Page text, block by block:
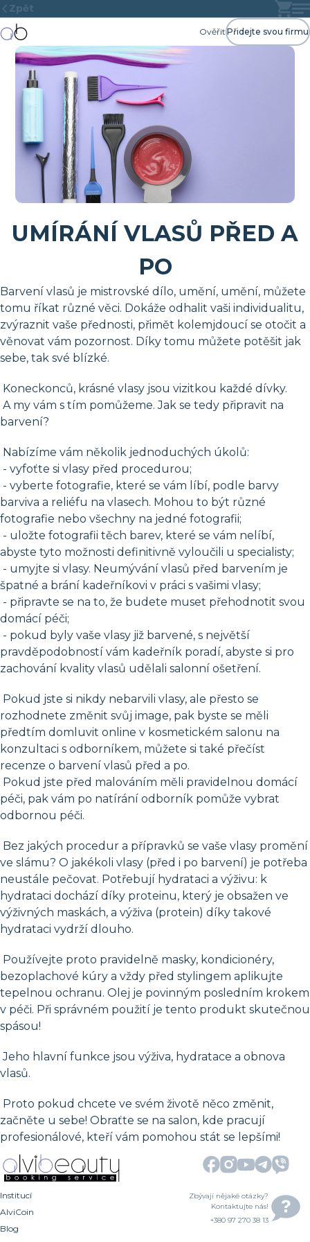
Zpět
Ověřit Přidejte svou firmu
UMÍRÁNÍ VLASŮ PŘED A
PO
Barvení vlasů je mistrovské dílo, umění, umění, můžete
tomu říkat různé věci. Dokáže odhalit vaši individualitu,
zvýraznit vaše přednosti, přimět kolemjdoucí se otočit a
věnovat vám pozornost. Díky tomu můžete potěšit jak
sebe, tak své blízké.
Koneckonců, krásné vlasy jsou vizitkou každé dívky.
A my vám s tím pomůžeme. Jak se tedy připravit na
barvení?
Nabízíme vám několik jednoduchých úkolů:
- vyfoťte si vlasy před procedurou;
- vyberte fotografie, které se vám líbí, podle barvy
barviva a reliéfu na vlasech. Mohou to být různé
fotografie nebo všechny na jedné fotografii;
- uložte fotografii těch barev, které se vám nelíbí,
abyste tyto možnosti definitivně vyloučili u specialisty;
- umyjte si vlasy. Neumývání vlasů před barvením je
špatné a brání kadeřníkovi v práci s vašimi vlasy;
- připravte se na to, že budete muset přehodnotit svou
domácí péči;
- pokud byly vaše vlasy již barvené, s největší
pravděpodobností vám kadeřník poradí, abyste si pro
zachování kvality vlasů udělali salonní ošetření.
Pokud jste si nikdy nebarvili vlasy, ale přesto se
rozhodnete změnit svůj image, pak byste se měli
předtím domluvit online v kosmetickém salonu na
konzultaci s odborníkem, můžete si také přečíst
recenze o barvení vlasů před a po.
Pokud jste před malováním měli pravidelnou domácí
péči, pak vám po natírání odborník pomůže vybrat
odbornou péči.
Bez jakých procedur a přípravků se vaše vlasy promění
ve slámu? O jakékoli vlasy (před i po barvení) je potřeba
neustále pečovat. Potřebují hydrataci a výživu: k
hydrataci dochází díky proteinu, který je obsažen ve
výživných maskách, a výživa (protein) díky takové
hydrataci vydrží dlouho.
Používejte proto pravidelně masky, kondicionéry,
bezoplachové kúry a vždy před stylingem aplikujte
tepelnou ochranu. Olej je povinným posledním krokem
v péči. Při správném použití je tento produkt skutečnou
spásou!
Jeho hlavní funkce jsou výživa, hydratace a obnova
vlasů.
Proto pokud chcete ve svém životě něco změnit,
začněte u sebe! Obraťte se na salon, kde pracují
profesionálové, kteří vám pomohou stát se lepšími!
Institucí
AlviCoin
Blog
Zbývají nějaké otázky?
Kontaktujte nás!
+380 97 270 38 13